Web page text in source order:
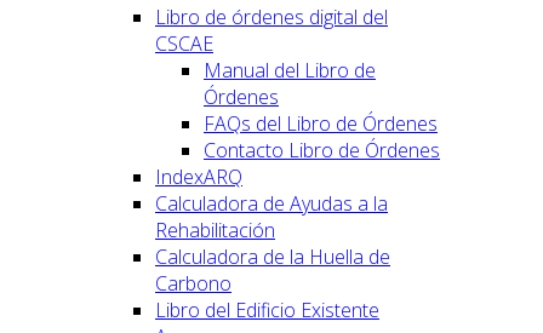
Libro de órdenes digital del
CSCAE
Manual del Libro de
Órdenes
FAQs del Libro de Órdenes
Contacto Libro de Órdenes
IndexARQ
Calculadora de Ayudas a la
Rehabilitación
Calculadora de la Huella de
Carbono
Libro del Edificio Existente